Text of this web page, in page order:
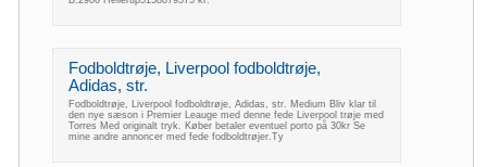
Fodboldtrøje, Liverpool fodboldtrøje,
Adidas, str.
Fodboldtrøje, Liverpool fodboldtrøje, Adidas, str. Medium Bliv klar til
den nye sæson i Premier Leauge med denne fede Liverpool trøje med
Torres Med originalt tryk. Køber betaler eventuel porto på 30kr Se
mine andre annoncer med fede fodboldtrøjer.Ty